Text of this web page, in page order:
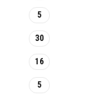
5
30
16
5